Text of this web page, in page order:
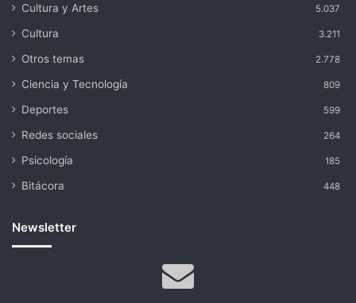
Cultura y Artes 5.037
Cultura 3.211
Otros temas 2.778
Ciencia y Tecnología 809
Deportes 599
Redes sociales 264
Psicología 185
Bitácora 448
Newsletter